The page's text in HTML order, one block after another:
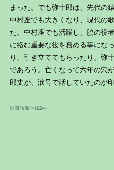
まった。でも弥十郎は、先代の
中村座でも大きくなり、現代の
た。中村座でも活躍し、脇の役
に絡む重要な役を務める事にな
り、引き立ててもらったり、弥
であろう。亡くなって六年の穴
郎丈が、涙号で話していたのが
歌舞伎激評(224)